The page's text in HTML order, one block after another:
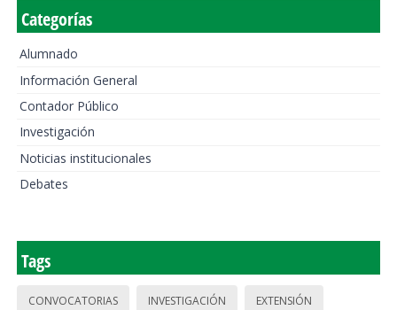
Categorías
Alumnado
Información General
Contador Público
Investigación
Noticias institucionales
Debates
Tags
CONVOCATORIAS INVESTIGACIÓN EXTENSIÓN